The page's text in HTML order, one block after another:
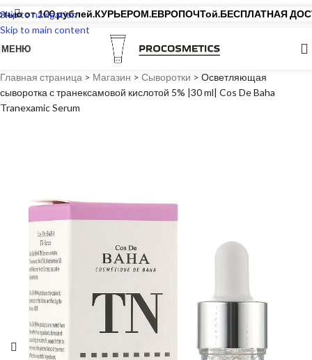
Skip to navigation
Skip to main content
100 рублей.КУРЬЕРОМ.ЕВРОПОЧТой.БЕСПЛАТНАЯ
МЕНЮ
Главная страница > Магазин > Сыворотки > Осветляющая
сыворотка с транексамовой кислотой 5% |30 ml| Cos De Baha
Tranexamic Serum